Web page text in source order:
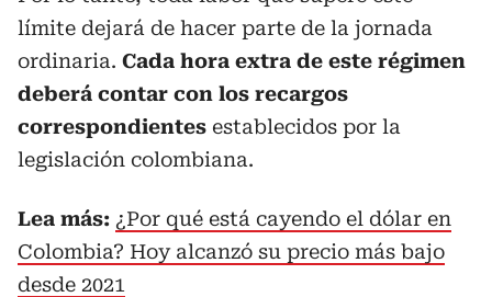
límite dejará de hacer parte de la jornada
ordinaria. Cada hora extra de este régimen
deberá contar con los recargos
correspondientes establecidos por la
legislación colombiana.
Lea más: ¿Por qué está cayendo el dólar en
Colombia? Hoy alcanzó su precio más bajo
desde 2021